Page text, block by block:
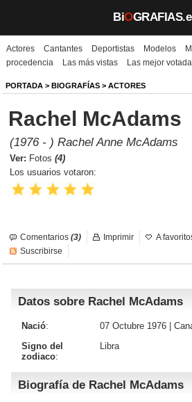
BiO
Biografías
Películas
TV
Música
Un día como hoy
Galerías
Iniciar sesión
Actores Cantantes Deportistas Modelos
procedencia
Las más vistas Las mejor
PORTADA > BIOGRAFÍAS > ACTORES
Rachel McAdams
(1976 - ) Rachel Anne McAdams
Ver: Fotos (4)
Los usuarios votaron:
Comentarios (3) Imprimir
A
Suscribirse
Datos sobre Rachel McAdams
Nació: 07 Octubre 1976 |
Signo del
zodiaco:
Libra
Biografía de Rachel McAdams